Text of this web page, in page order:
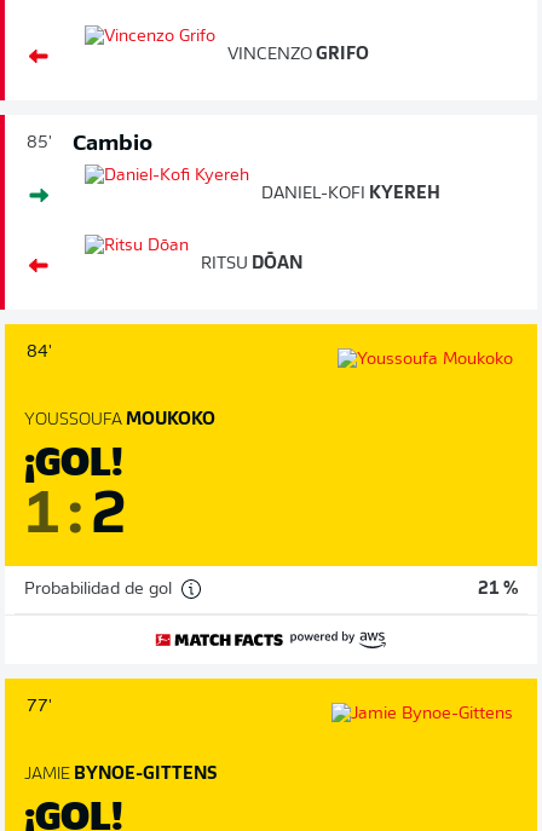
VINCENZO GRIFO
85' Cambio
DANIEL-KOFI KYEREH
RITSU DŌAN
84'
YOUSSOUFA MOUKOKO
¡GOL!
1: 2
Probabilidad de gol 21 %
77'
JAMIE BYNOE-GITTENS
¡GOL!